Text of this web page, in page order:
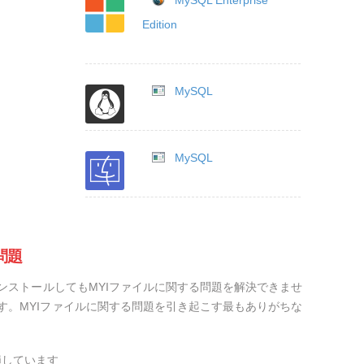
Edition
MySQL
MySQL
題
ストールしてもMYIファイルに関する問題を解決できませ
。MYIファイルに関する問題を引き起こす最もありがちな
ています